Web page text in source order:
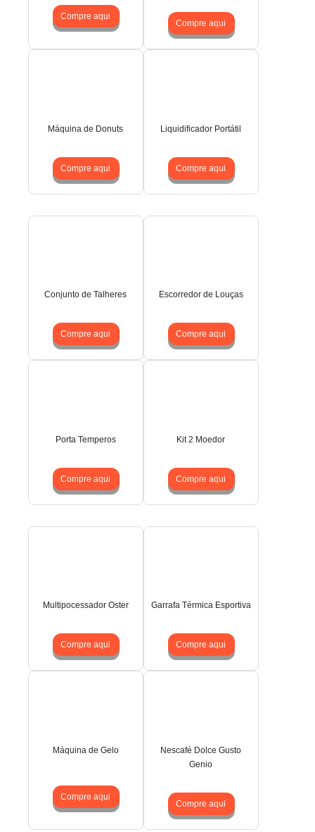
Compre aqui
Compre aqui
Máquina de Donuts
Compre aqui
Liquidificador Portátil
Compre aqui
Conjunto de Talheres
Compre aqui
Escorredor de Louças
Compre aqui
Porta Temperos
Compre aqui
Kit 2 Moedor
Compre aqui
Multipocessador Oster
Compre aqui
Garrafa Térmica Esportiva
Compre aqui
Máquina de Gelo
Compre aqui
Nescafé Dolce Gusto
Genio
Compre aqui